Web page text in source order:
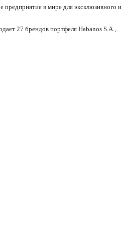
предприятие в мире для эксклюзивного
27 брендов портфеля Habanos S.A.,.